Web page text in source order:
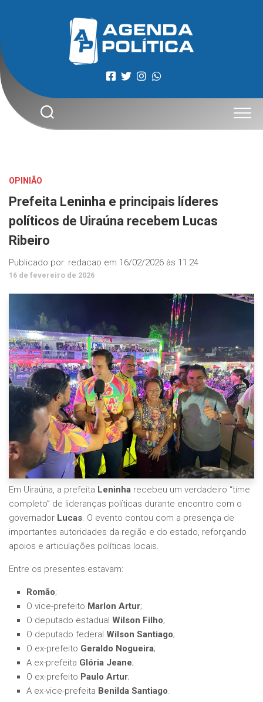
OPINIÃO
Prefeita Leninha e principais líderes
políticos de Uiraúna recebem Lucas
Ribeiro
Publicado por: redacao em 16/02/2026 às 11:24
16 de fevereiro de 2026
Em Uiraúna, a prefeita Leninha recebeu um verdadeiro “time
completo” de lideranças políticas durante encontro com o
governador Lucas . O evento contou com a presença de
importantes autoridades da região e do estado, reforçando
apoios e articulações políticas locais.
Entre os presentes estavam:
Romão;
O vice-prefeito Marlon Artur;
O deputado estadual Wilson Filho;
O deputado federal Wilson Santiago;
O ex-prefeito Geraldo Nogueira;
A ex-prefeita Glória Jeane;
O ex-prefeito Paulo Artur;
A ex-vice-prefeita Benilda Santiago